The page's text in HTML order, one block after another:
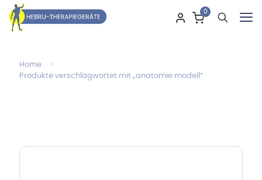
0
Home
Produkte verschlagwortet mit „anatomie modell“